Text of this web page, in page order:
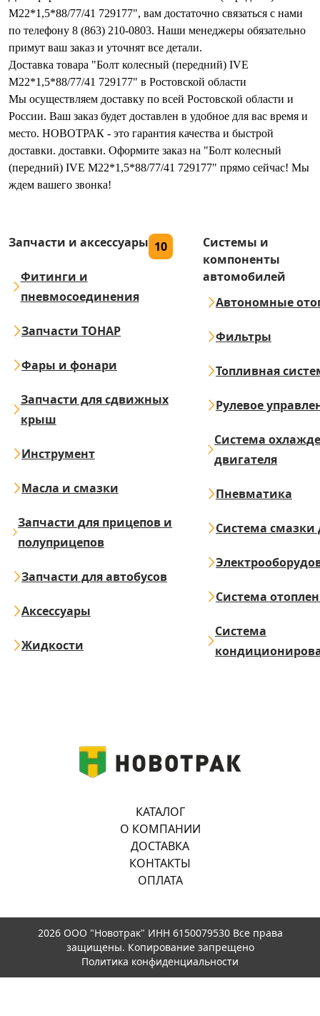
М22*1,5*88/77/41 729177", вам достаточно связаться с нами
по телефону 8 (863) 210-0803. Наши менеджеры обязательно
примут ваш заказ и уточнят все детали.
Доставка товара "Болт колесный (передний) IVE
М22*1,5*88/77/41 729177" в Ростовской области
Мы осуществляем доставку по всей Ростовской области и
России. Ваш заказ будет доставлен в удобное для вас время и
место. НОВОТРАК - это гарантия качества и быстрой
доставки. доставки. Оформите заказ на "Болт колесный
(передний) IVE М22*1,5*88/77/41 729177" прямо сейчас! Мы
ждем вашего звонка!
Запчасти и аксессуары 10
Фитинги и
пневмосоединения
Запчасти ТОНАР
Фары и фонари
Запчасти для сдвижных
крыш
Инструмент
Масла и смазки
Запчасти для прицепов и
полуприцепов
Запчасти для автобусов
Аксессуары
Жидкости
Системы и
компоненты
автомобилей
Автономные
Фильтры
Топливная
Рулевое
Система
двигателя
Пневматика
Система смазки
Система
Система
КАТАЛОГ
О КОМПАНИИ
ДОСТАВКА
КОНТАКТЫ
ОПЛАТА
2026 ООО "Новотрак" ИНН 6150079530 Все права
защищены. Копирование запрещено
Политика конфиденциальности